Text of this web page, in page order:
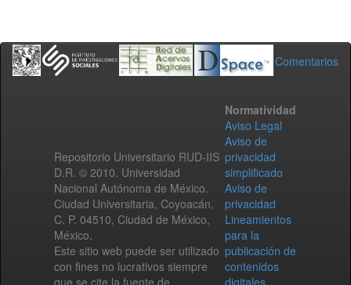
Comentarios
Repositorio Universitario RUD-IIS
D.R. © 2010. Universidad
Nacional Autónoma de México.
Ciudad Universitaria, Coyoacán,
C. P. 04510, Ciudad de México,
México.
Este sitio web puede ser utilizado
con fines no lucrativos siempre
que se cite la fuente de
Normatividad
Aviso Legal
Aviso de
privacidad
simplificado
Aviso de
privacidad
Lineamientos
para la
publicación de
contenidos
digitales